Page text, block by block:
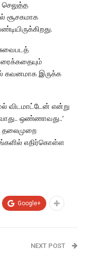
சூசகமாக
கவனமாக இருக்க
விடமாட்டேன் என்று
ஒண்ணாவது..’
தலைமுறை
எதிர்கொள்ள
Google+
NEXT POST